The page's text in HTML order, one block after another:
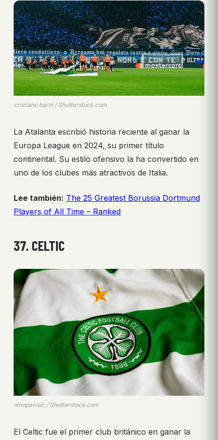
cristiano barni / Shutterstock.com
La Atalanta escribió historia reciente al ganar la
Europa League en 2024, su primer título
continental. Su estilo ofensivo la ha convertido en
uno de los clubes más atractivos de Italia.
Lee también: The 25 Greatest Borussia Dortmund
Players of All Time – Ranked
37. CELTIC
ninopavisic / Shutterstock.com
El Celtic fue el primer club británico en ganar la